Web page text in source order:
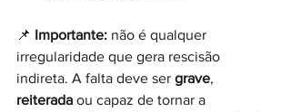
📌 Importante: não é qualquer
irregularidade que gera rescisão
indireta. A falta deve ser grave,
reiterada ou capaz de tornar a